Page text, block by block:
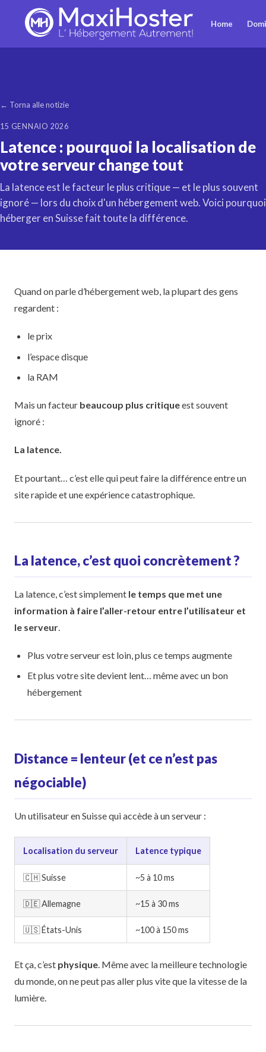
Home
← Torna alle notizie
15 GENNAIO 2026
Latence : pourquoi la localisation de
votre serveur change tout
La latence est le facteur le plus critique — et le plus souvent
ignoré — lors du choix d'un hébergement web. Voici pourquoi
héberger en Suisse fait toute la différence.
Quand on parle d’hébergement web, la plupart des gens
regardent :
le prix
l’espace disque
la RAM
Mais un facteur beaucoup plus critiqueest souvent
ignoré :
La latence.
Et pourtant… c’est elle qui peut faire la différence entre un
site rapide et une expérience catastrophique.
La latence, c’est quoi concrètement ?
La latence, c’est simplement le temps que met une
information à faire l’aller-retour entre l’utilisateur et
le serveur
Plus votre serveur est loin, plus ce temps augmente
Et plus votre site devient lent… même avec un bon
hébergement
Distance = lenteur (et ce n’est pas
négociable)
Un utilisateur en Suisse qui accède à un serveur :
Localisation du serveur Latence typique
🇨🇭 Suisse ~5 à 10 ms
🇩🇪 Allemagne ~15 à 30 ms
🇺🇸 États-Unis ~100 à 150 ms
Et ça, c’est physique . Même avec la meilleure technologie
du monde, on ne peut pas aller plus vite que la vitesse de la
lumière.